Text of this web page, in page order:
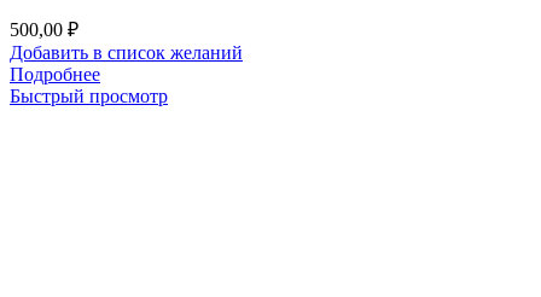
500,00 ₽
Добавить в список желаний
Подробнее
Быстрый просмотр